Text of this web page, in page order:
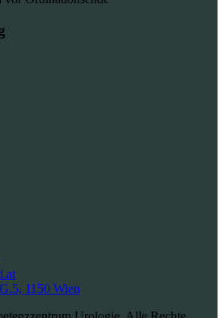
1150 Wien